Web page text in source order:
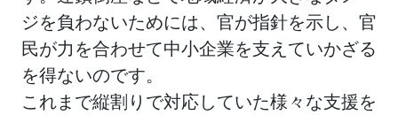
ジを負わないためには、官が指針を示し、官
民が力を合わせて中小企業を支えていかざる
を得ないのです。
これまで縦割りで対応していた様々な支援を